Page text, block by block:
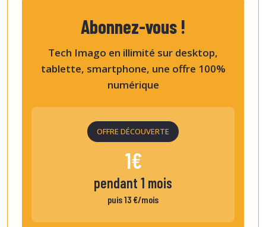
Abonnez-vous !
Tech Imago en illimité sur desktop,
tablette, smartphone, une offre 100%
numérique
OFFRE DÉCOUVERTE
1€
pendant 1 mois
puis 13 €/mois